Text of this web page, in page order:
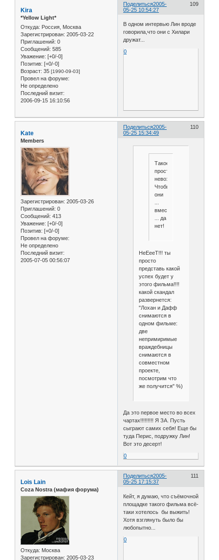
Поделиться 109
2005-
05-25 10:54:27
Kira
*Yellow Light*
Откуда: Россия, Москва
Зарегистрирован: 2005-03-22
Приглашений: 0
Сообщений: 585
Уважение: [+0/-0]
Позитив: [+0/-0]
Возраст: 35 [1990-09-03]
Провел на форуме:
Не определено
Последний визит:
2006-09-15 16:10:56
В одном интервью Лин вроде
говорила,что они с Хилари
дружат...
0
Поделиться 110
2005-
05-25 15:34:49
Kate
Members
Зарегистрирован: 2005-03-26
Приглашений: 0
Сообщений: 413
Уважение: [+0/-0]
Позитив: [+0/-0]
Провел на форуме:
Не определено
Последний визит:
2005-07-05 00:56:07
Такое
просто
невозможно!
Чтобы
они
...
вместе
... да
нет!
НеЕееТ!!! ты
просто
представь какой
успех будет у
этого фильма!!!!
какой скандал
развернется:
"Лохан и Дафф
снимаются в
одном фильме:
две
непримиримые
враждебницы
снимаются в
совместном
проекте,
посмотрим что
же получится" %)
Да это первое место во всех
чартах!!!!!!!!! Я ЗА. Пусть
сыграют самих себя! Еще бы
туда Перис, подружку Лин!
Вот это десерт!
0
Поделиться 111
2005-
05-25 17:15:37
Lois Lain
Coza Nostra (мафия форума)
Откуда: Москва
Зарегистрирован: 2005-03-23
Кейт, я думаю, что съёмочной
площадке такого фильма всё-
таки хотелось бы выжить!
Хотя взглянуть было бы
любопытно...
0